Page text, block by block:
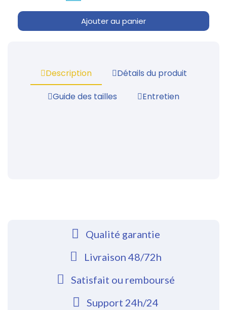
Ajouter au panier
Description
Détails du produit
Guide des tailles
Entretien
Qualité garantie
Livraison 48/72h
Satisfait ou remboursé
Support 24h/24